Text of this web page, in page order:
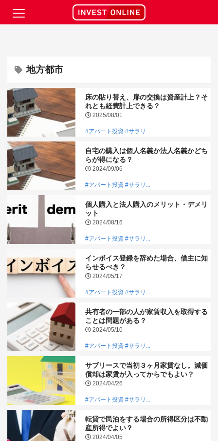
地方都市
床の貼り替え、扉の交換は資産計上？そ
れとも経費計上できる？
2025/08/01
#アパート投資 #サラリ...
自宅の購入は個人名義か法人名義かどち
らが得になる？
2024/09/06
#アパート投資 #サラリ...
個人購入と法人購入のメリット・デメリ
ット
2024/08/16
#アパート投資 #サラリ...
インボイス登録を辞めた場合、借主に知
らせるべき？
2024/05/17
#アパート投資 #サラリ...
共有者の一部の人が家賃収入を取得する
ことは問題がある？
2024/05/10
#アパート投資 #サラリ...
サブリースで当初３ヶ月家賃なし。減価
償却は家賃が入ってからでもよい？
2024/04/26
#アパート投資 #サラリ...
転貸で民泊をする場合の所得区分は不動
産所得でよい？
2024/04/05